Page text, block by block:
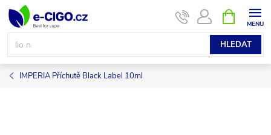
Přejít
obsah
HLEDAT
NÁKUPNÍ
KOŠÍK
IMPERIA Příchutě Black Label 10ml